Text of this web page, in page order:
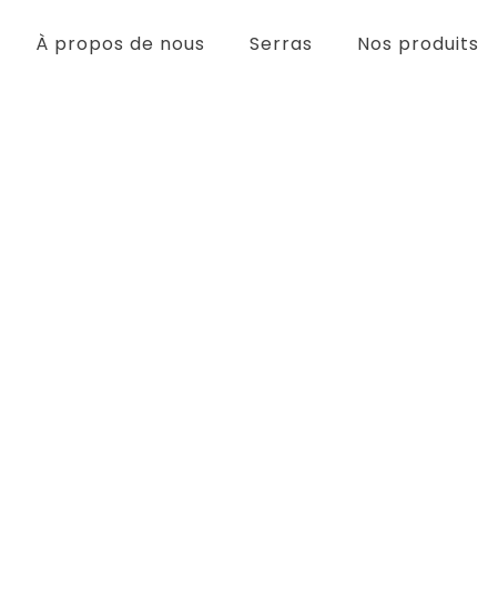
À propos de nous Serras Nos produits